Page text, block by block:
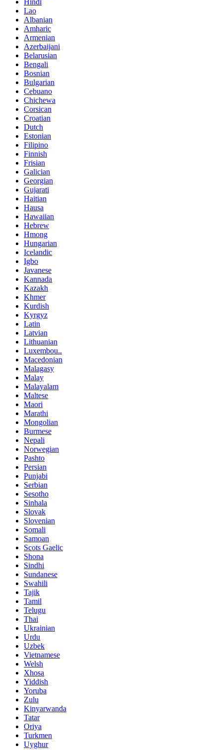
Hindi
Lao
Albanian
Amharic
Armenian
Azerbaijani
Belarusian
Bengali
Bosnian
Bulgarian
Cebuano
Chichewa
Corsican
Croatian
Dutch
Estonian
Filipino
Finnish
Frisian
Galician
Georgian
Gujarati
Haitian
Hausa
Hawaiian
Hebrew
Hmong
Hungarian
Icelandic
Igbo
Javanese
Kannada
Kazakh
Khmer
Kurdish
Kyrgyz
Latin
Latvian
Lithuanian
Luxembou..
Macedonian
Malagasy
Malay
Malayalam
Maltese
Maori
Marathi
Mongolian
Burmese
Nepali
Norwegian
Pashto
Persian
Punjabi
Serbian
Sesotho
Sinhala
Slovak
Slovenian
Somali
Samoan
Scots Gaelic
Shona
Sindhi
Sundanese
Swahili
Tajik
Tamil
Telugu
Thai
Ukrainian
Urdu
Uzbek
Vietnamese
Welsh
Xhosa
Yiddish
Yoruba
Zulu
Kinyarwanda
Tatar
Oriya
Turkmen
Uyghur